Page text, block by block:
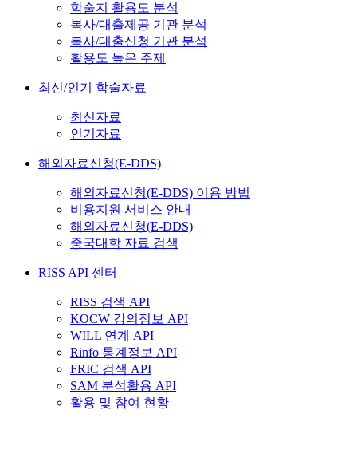
학술지 활용도 분석
복사/대출제공 기관 분석
복사/대출신청 기관 분석
활용도 높은 주제
최신/인기 학술자료
최신자료
인기자료
해외자료신청(E-DDS)
해외자료신청(E-DDS) 이용 방법
비용지원 서비스 안내
해외자료신청(E-DDS)
중국대학 자료 검색
RISS API 센터
RISS 검색 API
KOCW 강의정보 API
WILL 연계 API
Rinfo 통계정보 API
FRIC 검색 API
SAM 분석활용 API
활용 및 참여 현황